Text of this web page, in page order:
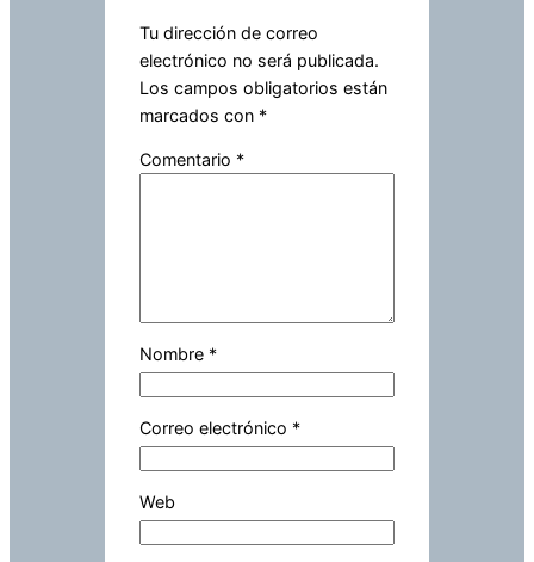
Tu dirección de correo
electrónico no será publicada.
Los campos obligatorios están
marcados con *
Comentario *
Nombre *
Correo electrónico *
Web